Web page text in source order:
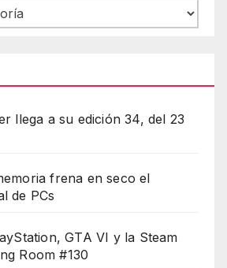
llega a su edición 34, del 23
frena en seco el
de PCs
GTA VI y la Steam
Room #130